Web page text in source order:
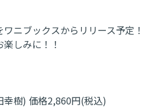
ニブックスからリリース予定！
しみに！！
樹) 価格2,860円(税込)